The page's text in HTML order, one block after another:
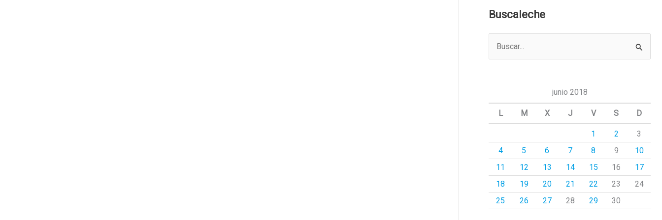
Buscaleche
a
junio 2018
L M X J V S D
1 2
3
4
5 6 7 8 9
10
11
12 13 14 15 16
17
18
19 20 21 22 23
24
25
26 27 28 29 30